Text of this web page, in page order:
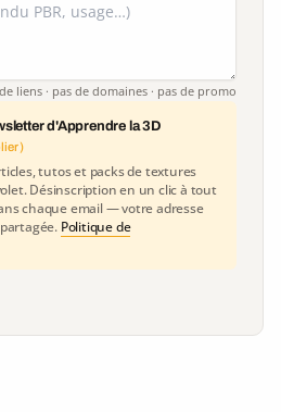
liens · pas de domaines · pas de promo
d'Apprendre la 3D
tutos et packs de textures
Désinscription en un clic à tout
chaque email — votre adresse
Politique de